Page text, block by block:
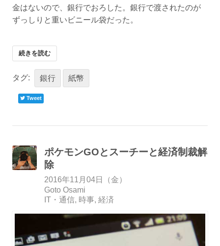
金はないので、銀行でおろした。銀行で渡されたのが
ずっしりと重いビニール袋だった。
続きを読む
タグ: 銀行 紙幣
Tweet
ポケモンGOとスーチーと経済制裁解
除
2016年11月04日（金）
Goto Osami
IT・通信 時事 経済